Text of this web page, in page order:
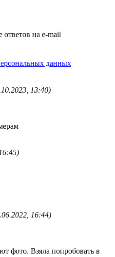
ответов на e-mail
данных
13:40)
16:44)
фото. Взяла попробовать в